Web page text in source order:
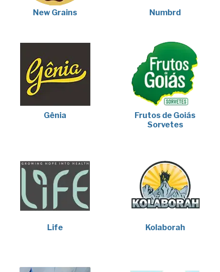
New Grains Numbrd
Gênia
Frutos de Goiás
Sorvetes
Life Kolaborah